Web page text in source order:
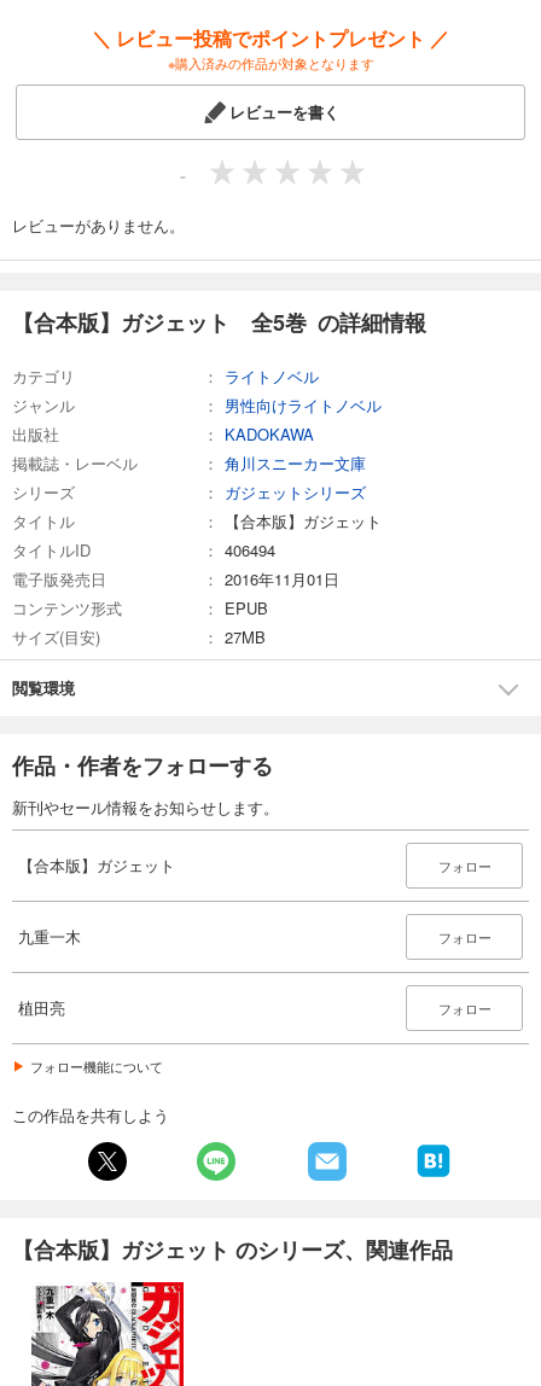
＼ レビュー投稿でポイントプレゼント ／
※購入済みの作品が対象となります
レビューを書く
-
レビューがありません。
【合本版】ガジェット 全5巻 の詳細情報
カテゴリ
ライトノベル
ジャンル
男性向けライトノベル
出版社
KADOKAWA
掲載誌・レーベル
角川スニーカー文庫
シリーズ
ガジェットシリーズ
タイトル
【合本版】ガジェット
タイトルID
406494
電子版発売日
2016年11月01日
コンテンツ形式
EPUB
サイズ(目安)
27MB
閲覧環境
作品・作者をフォローする
新刊やセール情報をお知らせします。
【合本版】ガジェット フォロー
九重一木 フォロー
植田亮 フォロー
フォロー機能について
この作品を共有しよう
【合本版】ガジェット のシリーズ、関連作品